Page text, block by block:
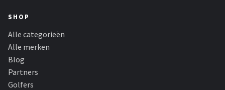
SHOP
Alle categorieën
Alle merken
Blog
Partners
Golfers